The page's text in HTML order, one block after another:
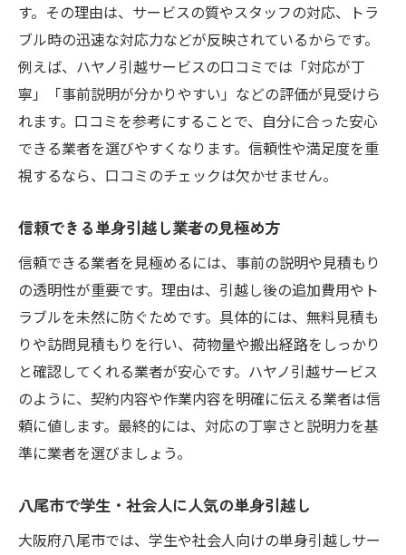
す。その理由は、サービスの質やスタッフの対応、トラ
ブル時の迅速な対応力などが反映されているからです。
例えば、ハヤノ引越サービスの口コミでは「対応が丁
寧」「事前説明が分かりやすい」などの評価が見受けら
れます。口コミを参考にすることで、自分に合った安心
できる業者を選びやすくなります。信頼性や満足度を重
視するなら、口コミのチェックは欠かせません。
信頼できる単身引越し業者の見極め方
信頼できる業者を見極めるには、事前の説明や見積もり
の透明性が重要です。理由は、引越し後の追加費用やト
ラブルを未然に防ぐためです。具体的には、無料見積も
りや訪問見積もりを行い、荷物量や搬出経路をしっかり
と確認してくれる業者が安心です。ハヤノ引越サービス
のように、契約内容や作業内容を明確に伝える業者は信
頼に値します。最終的には、対応の丁寧さと説明力を基
準に業者を選びましょう。
八尾市で学生・社会人に人気の単身引越し
大阪府八尾市では、学生や社会人向けの単身引越しサー